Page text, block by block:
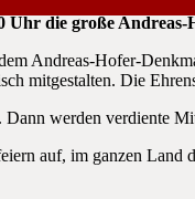
die große
Andreas-Hofer-
mitgestalten. Die
Dann werden verdiente
auf, im ganzen